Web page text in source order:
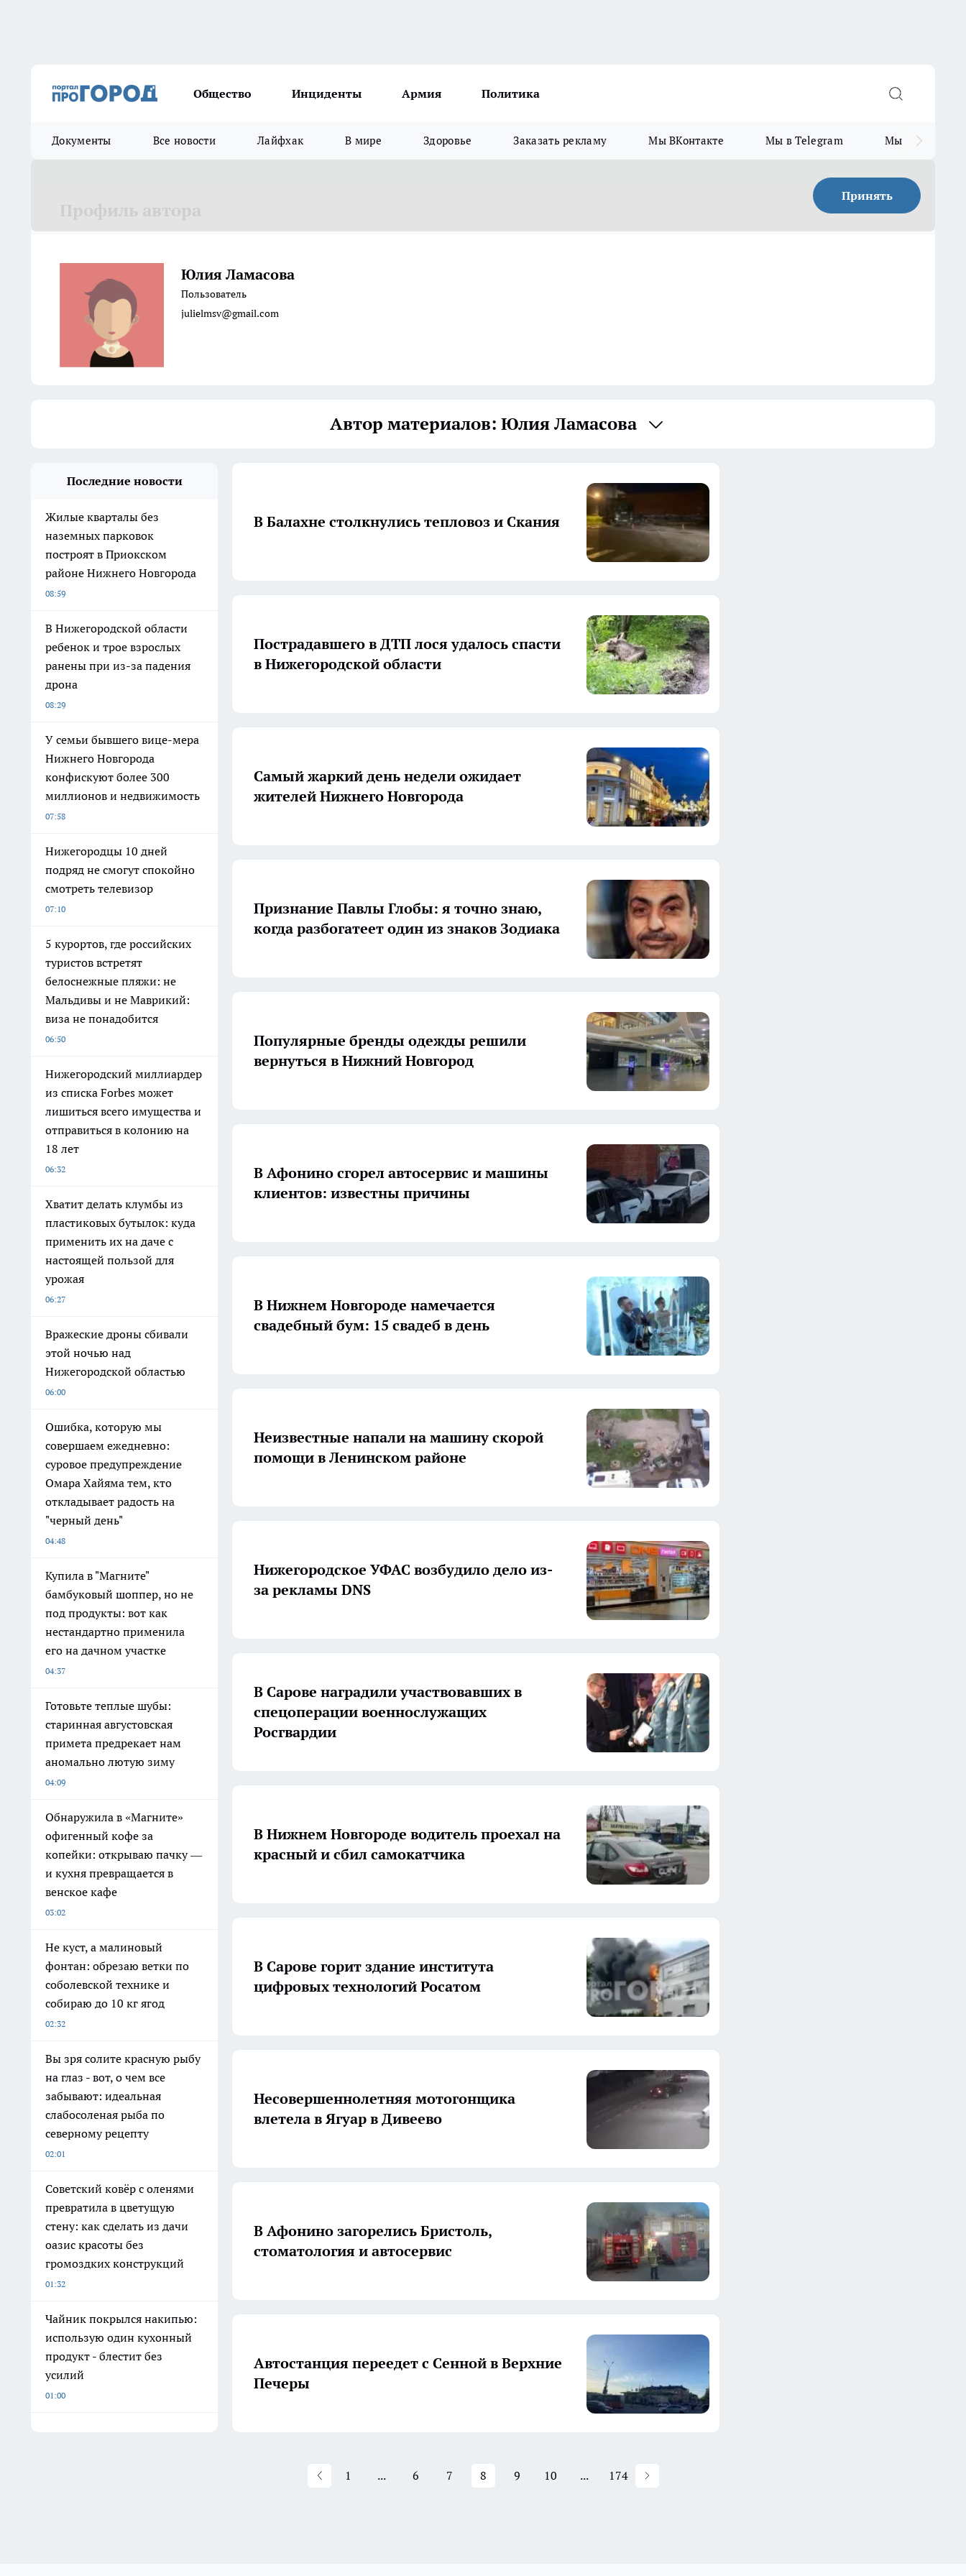
Общество Инциденты Армия Политика
Документы Все новости Лайфхак В мире Здоровье Заказать рекламу Мы ВКонтакте Мы в Telegram Мы в MAX
Принять
Юлия Ламасова
Пользователь
julielmsv@gmail.com
Автор материалов: Юлия Ламасова
Последние новости
Жилые кварталы без
наземных парковок
построят в Приокском
районе Нижнего Новгорода
08:59
В Нижегородской области
ребенок и трое взрослых
ранены при из-за падения
дрона
08:29
У семьи бывшего вице-мера
Нижнего Новгорода
конфискуют более 300
миллионов и недвижимость
07:58
Нижегородцы 10 дней
подряд не смогут спокойно
смотреть телевизор
07:10
5 курортов, где российских
туристов встретят
белоснежные пляжи: не
Мальдивы и не Маврикий:
виза не понадобится
06:50
Нижегородский миллиардер
из списка Forbes может
лишиться всего имущества и
отправиться в колонию на
18 лет
06:32
Хватит делать клумбы из
пластиковых бутылок: куда
применить их на даче с
настоящей пользой для
урожая
06:27
Вражеские дроны сбивали
этой ночью над
Нижегородской областью
06:00
Ошибка, которую мы
совершаем ежедневно:
суровое предупреждение
Омара Хайяма тем, кто
откладывает радость на
"черный день"
04:48
Купила в "Магните"
бамбуковый шоппер, но не
под продукты: вот как
нестандартно применила
его на дачном участке
04:37
Готовьте теплые шубы:
старинная августовская
примета предрекает нам
аномально лютую зиму
04:09
Обнаружила в «Магните»
офигенный кофе за
копейки: открываю пачку —
и кухня превращается в
венское кафе
03:02
Не куст, а малиновый
фонтан: обрезаю ветки по
соболевской технике и
собираю до 10 кг ягод
02:32
Вы зря солите красную рыбу
на глаз - вот, о чем все
забывают: идеальная
слабосоленая рыба по
северному рецепту
02:01
Советский ковёр с оленями
превратила в цветущую
стену: как сделать из дачи
оазис красоты без
громоздких конструкций
01:32
Чайник покрылся накипью:
использую один кухонный
продукт - блестит без
усилий
01:00
В Балахне столкнулись тепловоз и Скания
Пострадавшего в ДТП лося удалось спасти
в Нижегородской области
Самый жаркий день недели ожидает
жителей Нижнего Новгорода
Признание Павлы Глобы: я точно знаю,
когда разбогатеет один из знаков Зодиака
Популярные бренды одежды решили
вернуться в Нижний Новгород
В Афонино сгорел автосервис и машины
клиентов: известны причины
В Нижнем Новгороде намечается
свадебный бум: 15 свадеб в день
Неизвестные напали на машину скорой
помощи в Ленинском районе
Нижегородское УФАС возбудило дело из-
за рекламы DNS
В Сарове наградили участвовавших в
спецоперации военнослужащих
Росгвардии
В Нижнем Новгороде водитель проехал на
красный и сбил самокатчика
В Сарове горит здание института
цифровых технологий Росатом
Несовершеннолетняя мотогонщика
влетела в Ягуар в Дивеево
В Афонино загорелись Бристоль,
стоматология и автосервис
Автостанция переедет с Сенной в Верхние
Печеры
1 ... 6 7 8 9 10 ... 174